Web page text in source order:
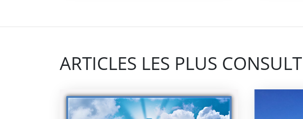
ARTICLES LES PLUS